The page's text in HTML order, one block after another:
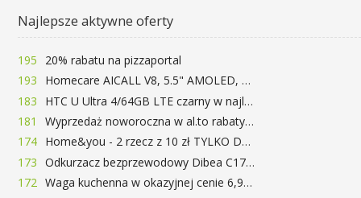
Najlepsze aktywne oferty
195
20% rabatu na pizzaportal
193
Homecare AICALL V8, 5.5" AMOLED, 4/128GB, Snapdragon 652, LTE, QC3.0, 3400mAh za 416zł
183
HTC U Ultra 4/64GB LTE czarny w najlepszej cenie na rynku 799 zł!!!
181
Wyprzedaż noworoczna w al.to rabaty do 72%
174
Home&you - 2 rzecz z 10 zł TYLKO DZISIAJ
173
Odkurzacz bezprzewodowy Dibea C17 za 77.99$ (~290zł)
172
Waga kuchenna w okazyjnej cenie 6,99$